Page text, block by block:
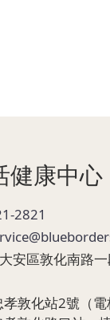
健康中心
2821
安區敦化南路
敦化站2號（